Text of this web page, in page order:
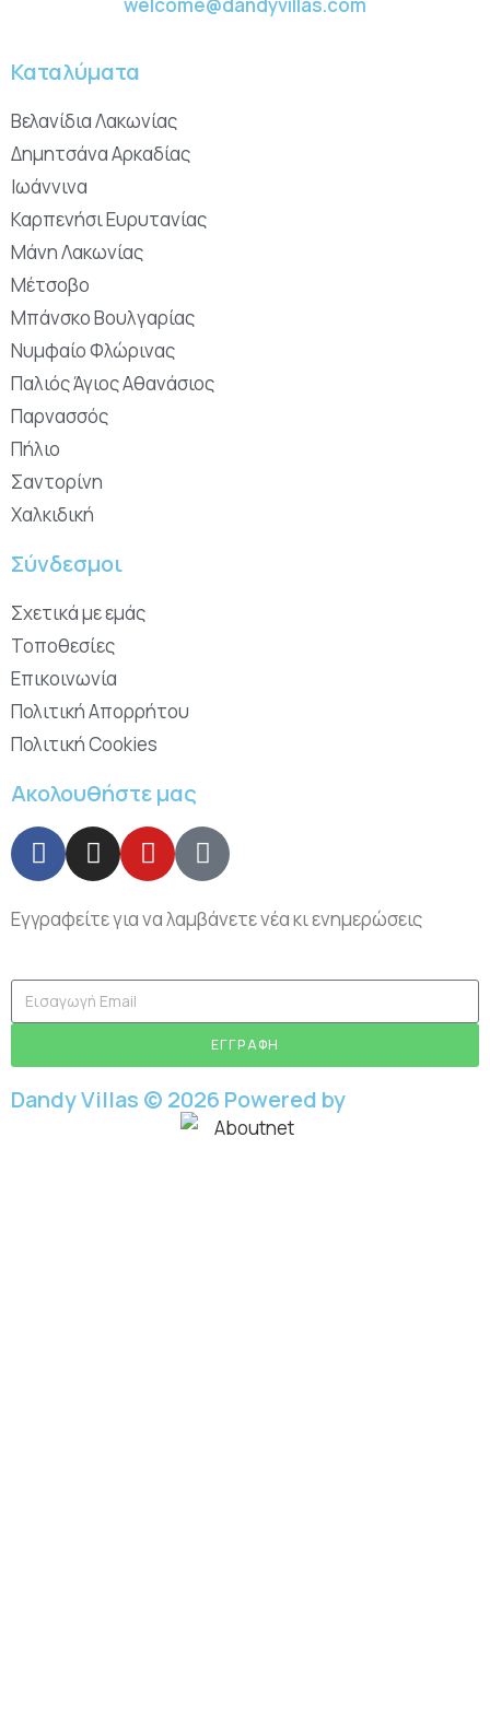
Καταλύματα
Βελανίδια Λακωνίας
Δημητσάνα Αρκαδίας
Ιωάννινα
Καρπενήσι Ευρυτανίας
Μάνη Λακωνίας
Μέτσοβο
Μπάνσκο Βουλγαρίας
Νυμφαίο Φλώρινας
Παλιός Άγιος Αθανάσιος
Παρνασσός
Πήλιο
Σαντορίνη
Χαλκιδική
Σύνδεσμοι
Σχετικά με εμάς
Τοποθεσίες
Επικοινωνία
Πολιτική Απορρήτου
Πολιτική Cookies
Ακολουθήστε μας
Εγγραφείτε για να λαμβάνετε νέα κι ενημερώσεις
ΕΓΓΡΑΦΗ
Dandy Villas © 2026 Powered by